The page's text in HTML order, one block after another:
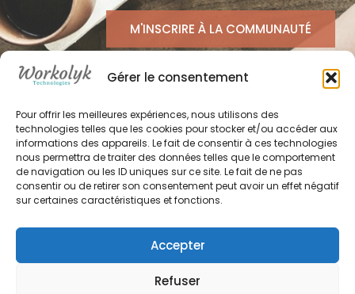
Gérer le consentement
Pour offrir les meilleures expériences, nous utilisons des
technologies telles que les cookies pour stocker et/ou accéder aux
informations des appareils. Le fait de consentir à ces technologies
nous permettra de traiter des données telles que le comportement
de navigation ou les ID uniques sur ce site. Le fait de ne pas
consentir ou de retirer son consentement peut avoir un effet négatif
sur certaines caractéristiques et fonctions.
Accepter
Refuser
M'INSCRIRE À LA COMMUNAUTÉ
Ce site est protégé par reCAPTCHA.
de confidentialité
de
Google s'appliquent.
Tous droits réservés 2026 © Workolyk